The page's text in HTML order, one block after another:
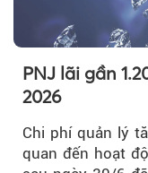
PNJ lãi gần
2026
Chi phí quản lý
quan đến hoạt